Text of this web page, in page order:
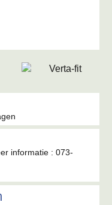
informatie : 073-